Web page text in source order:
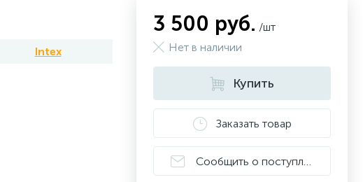
Intex
3 500 руб. /шт
Нет в наличии
Купить
Заказать товар
Сообщить о поступлении